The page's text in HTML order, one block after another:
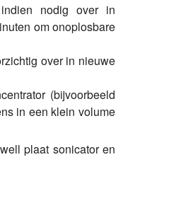
nodig over in
om onoplosbare
over in nieuwe
(bijvoorbeeld
in een klein volume
plaat sonicator en